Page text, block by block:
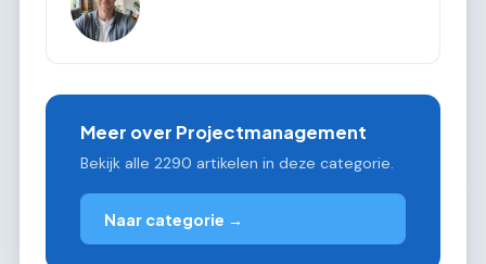
Meer over Projectmanagement
Bekijk alle 2290 artikelen in deze categorie.
Naar categorie →